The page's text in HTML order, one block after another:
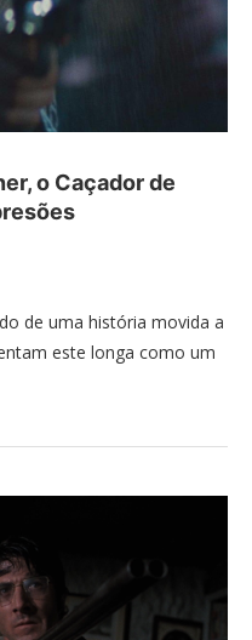
o Caçador de
de uma história movida a
este longa como um